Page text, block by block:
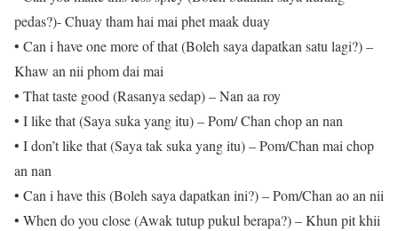
pedas?)- Chuay tham hai mai phet maak duay
• Can i have one more of that (Boleh saya dapatkan satu lagi?) –
Khaw an nii phom dai mai
• That taste good (Rasanya sedap) – Nan aa roy
• I like that (Saya suka yang itu) – Pom/ Chan chop an nan
• I don’t like that (Saya tak suka yang itu) – Pom/Chan mai chop
an nan
• Can i have this (Boleh saya dapatkan ini?) – Pom/Chan ao an nii
• When do you close (Awak tutup pukul berapa?) – Khun pit khii